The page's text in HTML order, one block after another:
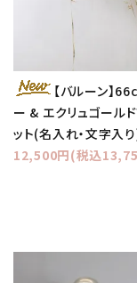
【バルーン】
ー & エクリュゴール
ット(名入れ・文字入
12,500円(税込